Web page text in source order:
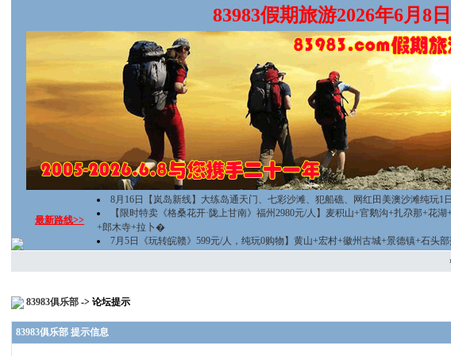
83983假期旅游2026年6月8
最新路线>>
8月16日【岚岛新线】大练岛通天门、七彩沙滩、犯船礁、网红田美澳沙滩纯玩1
【限时特卖《格桑花开·陇上甘南》福州2980元/人】麦积山+官鹅沟+扎尕那+花
+郎木寺+拉卜�
7月5日《玩转皖赣》599元/人，纯玩0购物】黄山+宏村+徽州古城+景德镇+石头
83983俱乐部 -> 论坛提示
83983俱乐部 提示信息